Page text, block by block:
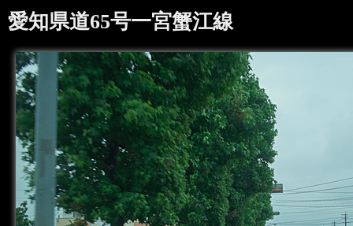
愛知県道65号一宮蟹江線